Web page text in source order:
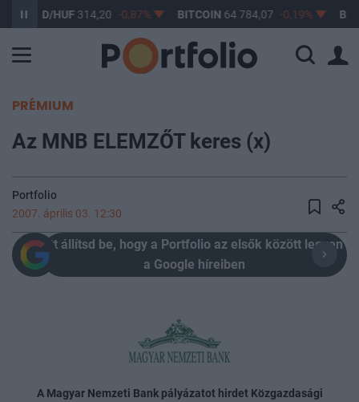
HUF314,20 -0,87% BITCOIN64 784,07 -0,19% BUX 148
PRÉMIUM
Az MNB ELEMZŐT keres (x)
Portfolio
2007. április 03. 12:30
Itt állítsd be, hogy a Portfolio az elsők között legyen
a Google híreiben
A Magyar Nemzeti Bank pályázatot hirdet Közgazdasági